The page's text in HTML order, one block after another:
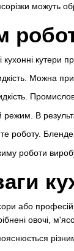
можуть
кухонні
Можна
режим. В
роботу.
роботи
або
овочі,